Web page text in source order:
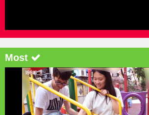
Most